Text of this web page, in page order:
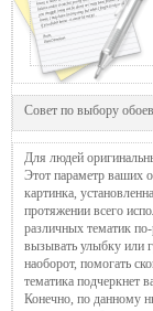
Совет по выбору
Для людей
Этот параметр ваших
картинка,
протяжении всего
различных тематик
вызывать улыбку или
наоборот, помогать
тематика подчеркнет
Конечно, по данному